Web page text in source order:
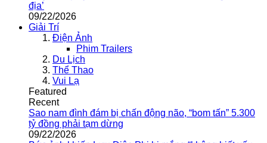
địa’
09/22/2026
Giải Trí
Điện Ảnh
Phim Trailers
Du Lịch
Thể Thao
Vui Lạ
Featured
Recent
Sao nam đình đám bị chấn động não, “bom tấn” 5.300
tỷ đồng phải tạm dừng
09/22/2026